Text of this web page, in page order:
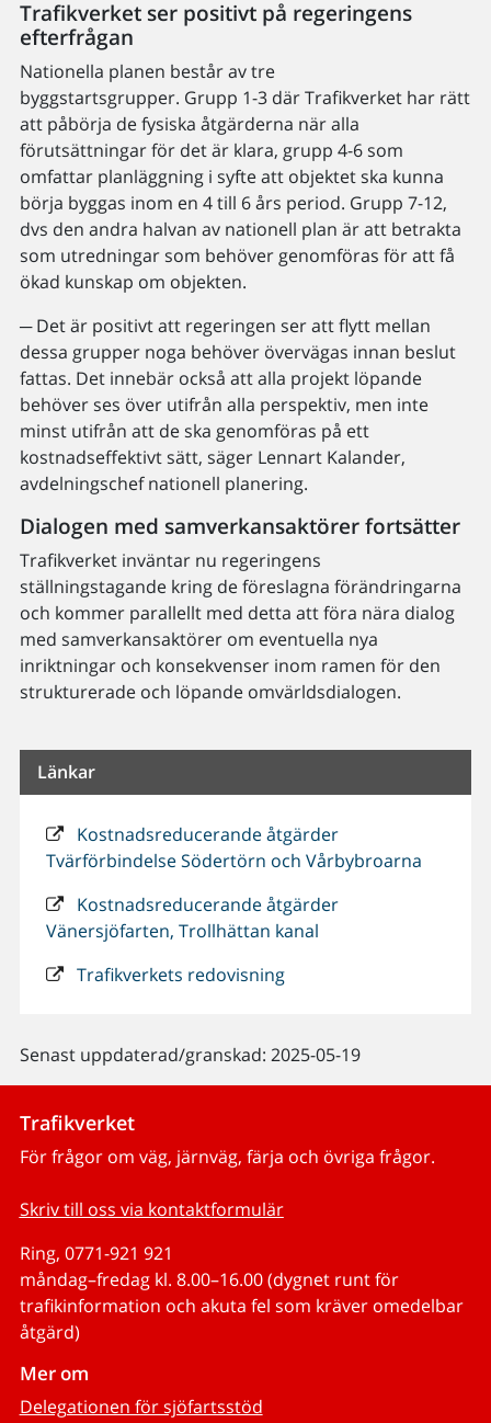
Trafikverket ser positivt på regeringens
efterfrågan
Nationella planen består av tre
byggstartsgrupper. Grupp 1-3 där Trafikverket har rätt
att påbörja de fysiska åtgärderna när alla
förutsättningar för det är klara, grupp 4-6 som
omfattar planläggning i syfte att objektet ska kunna
börja byggas inom en 4 till 6 års period. Grupp 7-12,
dvs den andra halvan av nationell plan är att betrakta
som utredningar som behöver genomföras för att få
ökad kunskap om objekten.
─ Det är positivt att regeringen ser att flytt mellan
dessa grupper noga behöver övervägas innan beslut
fattas. Det innebär också att alla projekt löpande
behöver ses över utifrån alla perspektiv, men inte
minst utifrån att de ska genomföras på ett
kostnadseffektivt sätt, säger Lennart Kalander,
avdelningschef nationell planering.
Dialogen med samverkansaktörer fortsätter
Trafikverket inväntar nu regeringens
ställningstagande kring de föreslagna förändringarna
och kommer parallellt med detta att föra nära dialog
med samverkansaktörer om eventuella nya
inriktningar och konsekvenser inom ramen för den
strukturerade och löpande omvärldsdialogen.
Länkar
Kostnadsreducerande åtgärder
Tvärförbindelse Södertörn och Vårbybroarna
Kostnadsreducerande åtgärder
Vänersjöfarten, Trollhättan kanal
Trafikverkets redovisning
Senast uppdaterad/granskad: 2025-05-19
Trafikverket
För frågor om väg, järnväg, färja och övriga frågor.
Skriv till oss via kontaktformulär
Ring, 0771-921 921
måndag–fredag kl. 8.00–16.00 (dygnet runt för
trafikinformation och akuta fel som kräver omedelbar
åtgärd)
Mer om
Delegationen för sjöfartsstöd